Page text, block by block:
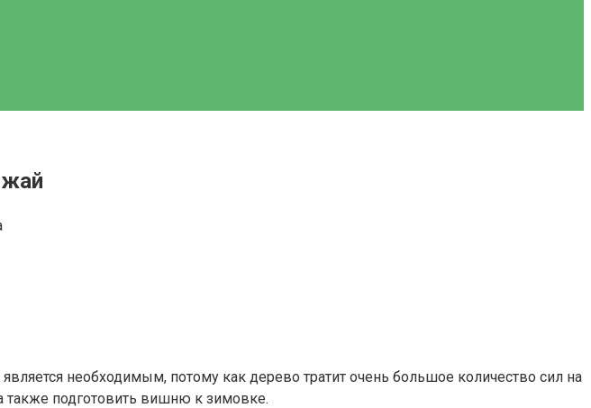
необходимым, потому как дерево тратит очень большое количество сил на
также подготовить вишню к зимовке.